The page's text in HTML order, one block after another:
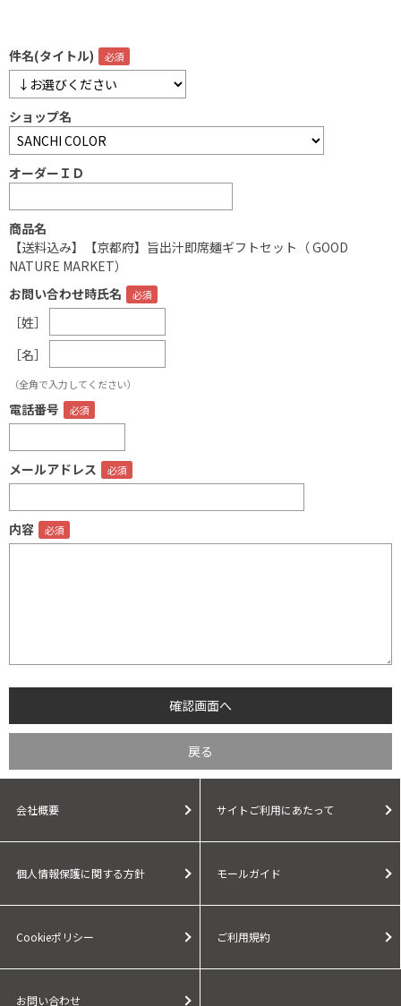
件名(タイトル)
ショップ名
オーダーＩＤ
商品名
【送料込み】【京都府】旨出汁即席麺ギフトセット（ GOOD
NATURE MARKET）
お問い合わせ時氏名
［姓］
［名］
（全角で入力してください）
電話番号
メールアドレス
内容
会社概要 サイトご利用にあたって
個人情報保護に関する方針 モールガイド
Cookieポリシー ご利用規約
お問い合わせ